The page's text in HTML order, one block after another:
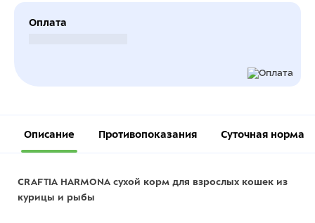
Оплата
Описание Противопоказания Суточная норма
CRAFTIA HARMONA сухой корм для взрослых кошек из
курицы и рыбы